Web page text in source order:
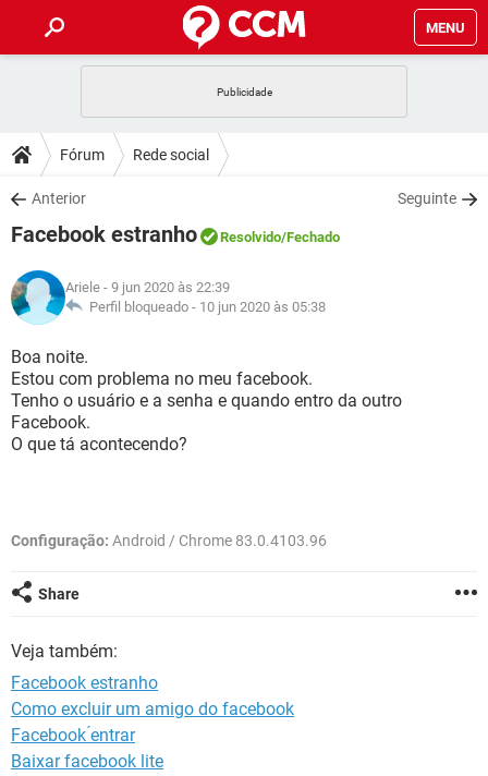
MENU
CELULAR
OUTLOOK
INSTAGRAM GMAIL
GUIA DE COMPRAS
DICAS
JOGOS
INSTAGRAM
GUIA DE COMPRAS
DOWNLOADS
JOGOS WHATSAPP
CELULAR
OUTLOOK EXCEL
INSTAGRAM
GUIA DE COMPRAS
JOGOS
CELULAR
OUTLOOK
INSTAGRAM GMAIL
GUIA DE COMPRAS
GLOSSÁRIO
CELULAR FACEBOOK
OUTLOOK
INSTAGRAM
Fórum Rede social
Anterior Seguinte
Facebook estranho Resolvido/Fechado
Ariele - 9 jun 2020 às 22:39
Perfil bloqueado - 10 jun 2020 às 05:38
Boa noite.
Estou com problema no meu facebook.
Tenho o usuário e a senha e quando entro da outro
Facebook.
O que tá acontecendo?
Configuração: Android / Chrome 83.0.4103.96
Share
Veja também:
Facebook estranho
Como excluir um amigo do facebook
Facebook ́entrar
Baixar facebook lite